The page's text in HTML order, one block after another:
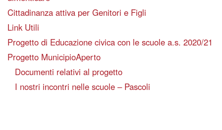
Cittadinanza attiva per Genitori e Figli
Link Utili
Progetto di Educazione civica con le scuole a.s. 2020/21
Progetto MunicipioAperto
Documenti relativi al progetto
I nostri incontri nelle scuole – Pascoli